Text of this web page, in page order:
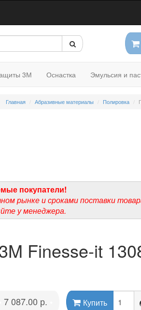
3М Оснастка Эмульсия и
Главная Абразивные материалы Полировка
покупатели!
рынке и сроками поставки
у менеджера.
Finesse-it
7 087.00 р. Купить